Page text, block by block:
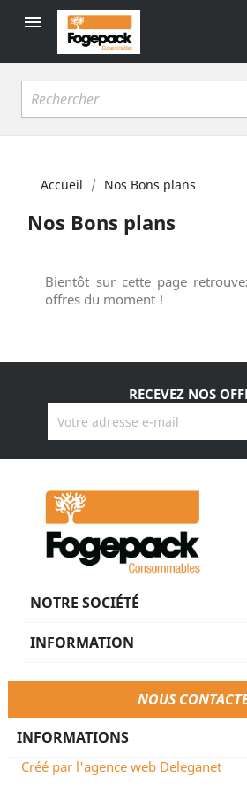

Accueil Nos Bons plans
Nos Bons plans
Bientôt sur cette page
offres du moment !
RECEVEZ NOS
NOTRE SOCIÉTÉ
INFORMATION
NOUS
INFORMATIONS
Créé par l'agence web Deleganet